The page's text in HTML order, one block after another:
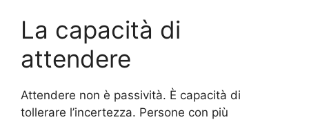
La capacità di
attendere
Attendere non è passività. È capacità di
tollerare l’incertezza. Persone con più